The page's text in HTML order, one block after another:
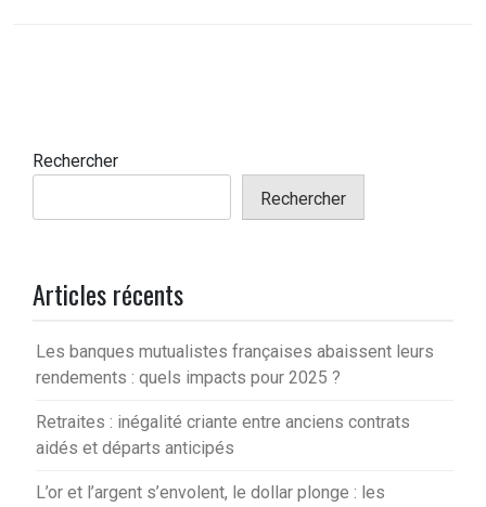
Rechercher
Rechercher
Articles récents
Les banques mutualistes françaises abaissent leurs
rendements : quels impacts pour 2025 ?
Retraites : inégalité criante entre anciens contrats
aidés et départs anticipés
L’or et l’argent s’envolent, le dollar plonge : les